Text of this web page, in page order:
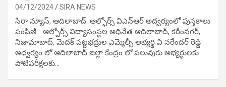
04/12/2024 SIRA NEWS
సిరా న్యూస్, ఆదిలాబాద్: ఆల్ఫోర్స్ విఎన్ఆర్ అద్వర్యంలో పుస్తకాలు
పంపిణి… ఆల్ఫోర్స్ విద్యాసంస్థల అధినేత ఆదిలాబాద్, కరీంనగర్,
నిజామాబాద్, మెదక్ పట్టభద్రుల ఎమ్మెల్సీ అభ్యర్థి వి నరేందర్ రెడ్డి
అధ్వర్యం లో ఆదిలాబాద్ జిల్లా కేంద్రం లో పలువురు అభ్యర్థులకు
పోటిప‌రీక్ష‌ల‌కు…